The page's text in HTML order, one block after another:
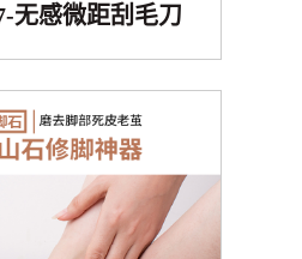
无感微距刮毛刀